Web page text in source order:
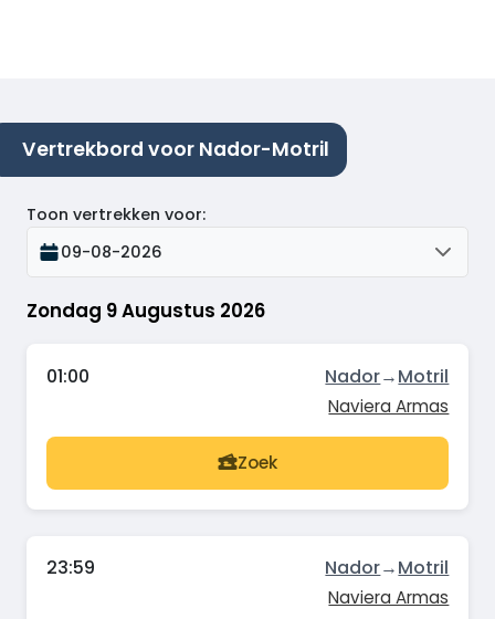
Vertrekbord voor Nador-Motril
Zondag 9 Augustus 2026
Toon vertrekken voor:
09-08-2026
01:00 Nador→Motril
Naviera Armas
Zoek
23:59 Nador→Motril
Naviera Armas